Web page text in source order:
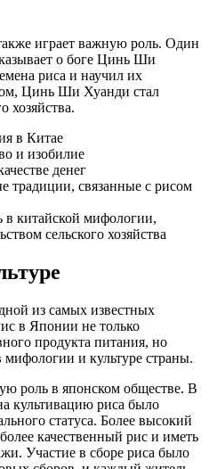
играет важную роль. Один
о боге Цинь Ши
риса и научил их
Цинь Ши Хуанди стал
хозяйства.
в Китае
и изобилие
денег
традиции, связанные с рисом
в китайской мифологии,
сельского хозяйства
из самых известных
в Японии не только
продукта питания, но
и культуре страны.
роль в японском обществе. В
культивацию риса было
статуса. Более высокий
качественный рис и иметь
Участие в сборе риса было